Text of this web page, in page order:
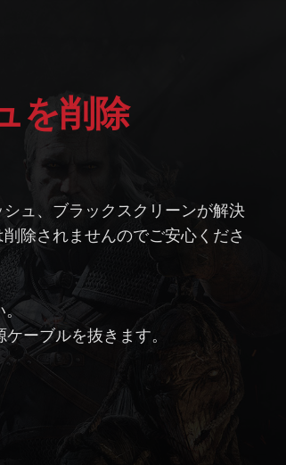
を削除
ュ、ブラックスクリーンが解決
除されませんのでご安心くださ
。
ーブルを抜きます。